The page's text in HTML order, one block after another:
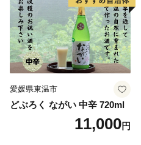
愛媛県東温市
どぶろく ながい 中辛 720ml
11,000円